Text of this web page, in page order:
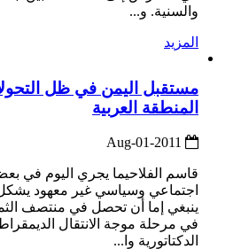
والسنية. و...
المزيد
مستقبل اليمن في ظل
المنطقة العربية
قاسم الفلاحيما يجري اليوم في
اجتماعي وسياسي غير معهود
ينبغي إما أن تحصل في منتصف
في مرحلة موجة الانتقال
الدكتاتورية وا...